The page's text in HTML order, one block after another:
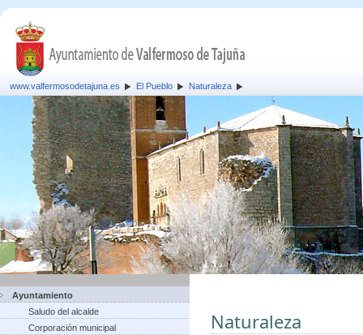
www.valfermosodetajuna.es El Pueblo Naturaleza
Ayuntamiento
Saludo del alcalde
Corporación municipal
Naturaleza